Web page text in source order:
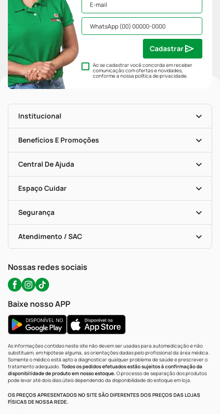
Ao se cadastrar você concorda em receber
comunicação com ofertas e novidades,
conforme a nossapolítica de privacidade.
Cadastrar
Institucional
História
Nossas Lojas
Mapa De Categorias
Blog Da PP
Seja Uma Loja Parceira
Benefícios E Promoções
Clube PP
Convênios
Programa Popular Do Brasil
Encarte De Ofertas
Dermaclub
Descontos De Laboratório (PBM)
Cupons E Ofertas
Central De Ajuda
Entrega
Recompra Programada
Compras Com Receita
Alomed (tele-Entrega)
Formas De Pagamento
Troca E Devolução
Bulas De A A Z
Políticas De Marketplace
Espaço Cuidar
Vacinas
Serviços Farmacêuticos
Testes Rápidos
Autoteste Covid-19
Segurança
Certificado De Segurança
Portal Da Privacidade
Atendimento / SAC
WhatsApp (47) 9202-1687
Nossas redes sociais
Baixe nosso APP
As informações contidas neste site não devem ser usadas para automedicação e não
substituem, em hipótese alguma, as orientações dadas pelo profissional da área médica.
Somente o médico está apto a diagnosticar qualquer problema de saúde e prescrever o
tratamento adequado. Todos os pedidos efetuados estão sujeitos à confirmação da
disponibilidade de produto em nosso estoque.O processo de separação dos produtos
pode levar até dois dias úteis dependendo da disponibilidade do estoque em loja.
OS PREÇOS APRESENTADOS NO SITE SÃO DIFERENTES DOS PREÇOS DAS LOJAS
FÍSICAS DE NOSSA REDE.